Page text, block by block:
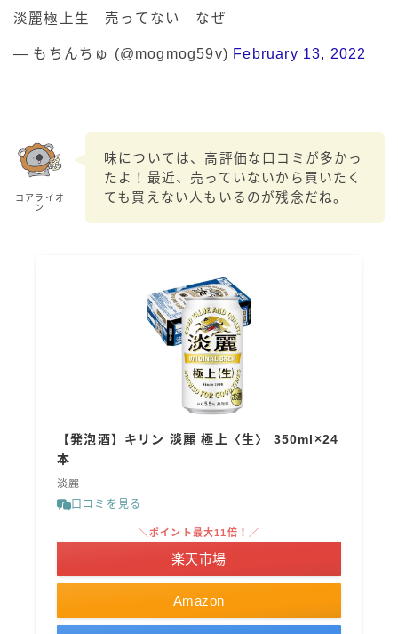
淡麗極上生 売ってない なぜ
— もちんちゅ (@mogmog59v) February 13, 2022
コアライオ
ン
味については、高評価な口コミが多かっ
たよ！最近、売っていないから買いたく
ても買えない人もいるのが残念だね。
【発泡酒】キリン 淡麗 極上〈生〉 350ml×24
本
淡麗
口コミを見る
Amazon
＼ポイント最大11倍！／
楽天市場